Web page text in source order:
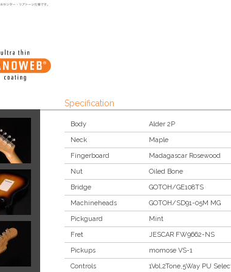
Specification
Body
Alder 2P
Neck
Maple
Fingerboard
Madagascar Rosewood
Nut
Oiled Bone
Bridge
GOTOH/GE108TS
Machineheads
GOTOH/SD91-05M MG
Pickguard
Mint
Fret
JESCAR FW9662-NS
Pickups
momose VS-1
Controls
1Vol,2Tone,5Way PU